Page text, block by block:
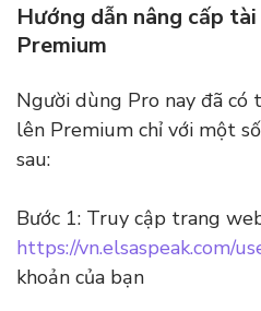
Hướng dẫn nâng cấp
Premium
Người dùng Pro nay đã có
lên Premium chỉ với một
sau:
Bước 1: Truy cập trang
https://vn.elsaspeak.com/
khoản của bạn